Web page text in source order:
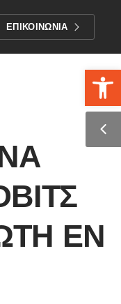
ΕΠΙΚΟΙΝΩΝΙΑ
ΕΝ